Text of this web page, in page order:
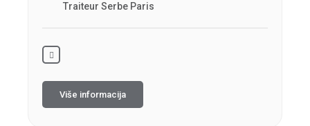
Traiteur Serbe Paris
Više informacija